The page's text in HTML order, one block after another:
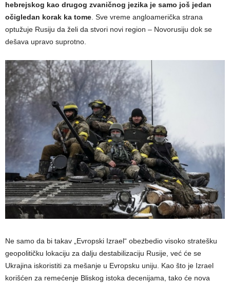
hebrejskog kao drugog zvaničnog jezika je samo još jedan
očigledan korak ka tome . Sve vreme angloamerička strana
optužuje Rusiju da želi da stvori novi region – Novorusiju dok se
dešava upravo suprotno.
Ne samo da bi takav „Evropski Izrael“ obezbedio visoko stratešku
geopolitičku lokaciju za dalju destabilizaciju Rusije, već će se
Ukrajina iskoristiti za mešanje u Evropsku uniju. Kao što je Izrael
korišćen za remećenje Bliskog istoka decenijama, tako će nova